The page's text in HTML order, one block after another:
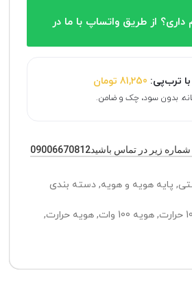
داری؟ از طریق واتساپ با ما در
ترب‌پی: 81,250 تومان
زیر در تماس باشید09006670812
, پایه هویه و هویه, دسته بندی
, هویه 100 وات , هویه حرارت,